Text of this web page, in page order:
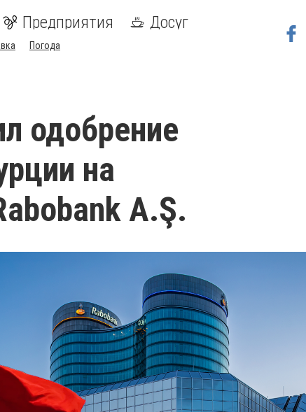
Предприятия Досуг
Погода
одобрение
на
A.Ş.